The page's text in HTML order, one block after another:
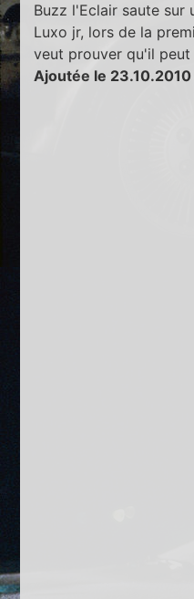
Buzz l'Eclair saute sur
Luxo jr, lors de la
veut prouver qu'il peut
Ajoutée le 23.10.2010